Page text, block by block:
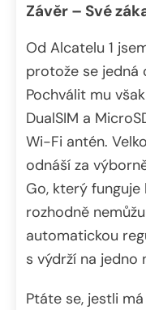
Závěr – Své
Od Alcatelu 1
protože se jedná
Pochválit mu
DualSIM a
Wi-Fi antén.
odnáší za
Go, který funguje
rozhodně
automatickou
s výdrží na jedno
Ptáte se, jestli